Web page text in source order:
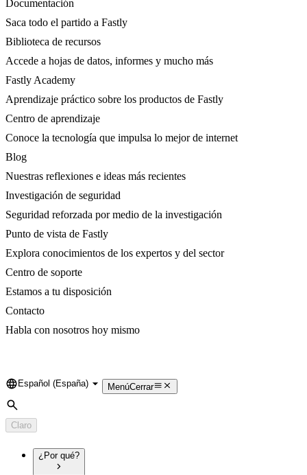
Documentación
Saca todo el partido a Fastly
Biblioteca de recursos
Accede a hojas de datos, informes y mucho más
Fastly Academy
Aprendizaje práctico sobre los productos de Fastly
Centro de aprendizaje
Conoce la tecnología que impulsa lo mejor de internet
Blog
Nuestras reflexiones e ideas más recientes
Investigación de seguridad
Seguridad reforzada por medio de la investigación
Punto de vista de Fastly
Explora conocimientos de los expertos y del sector
Centro de soporte
Estamos a tu disposición
Contacto
Habla con nosotros hoy mismo
Language
Español (España) MenúCerrar
Búsqueda
Claro
¿Por qué?